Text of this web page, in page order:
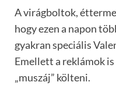
A virágboltok,
hogy ezen a napon
gyakran speciális
Emellett a reklámok
„muszáj” költeni.